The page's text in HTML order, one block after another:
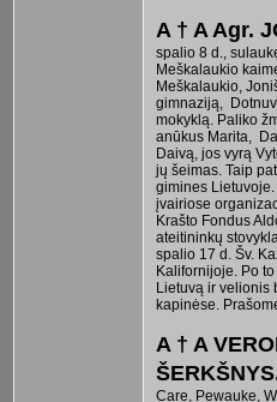
A † A Agr.
spalio 8 d.,
Meškalaukio
Meškalaukio,
gimnaziją,
mokyklą. Paliko
anūkus Marita,
Daivą, jos vyrą
jų šeimas. Taip
gimines
įvairiose
Krašto Fondus
ateitininkų
spalio 17 d. Šv.
Kalifornijoje. Po
Lietuvą ir velionis
kapinėse.
A † A
Care, Pewauke,